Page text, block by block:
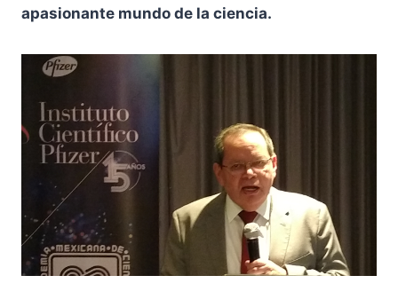
apasionante mundo de la ciencia.